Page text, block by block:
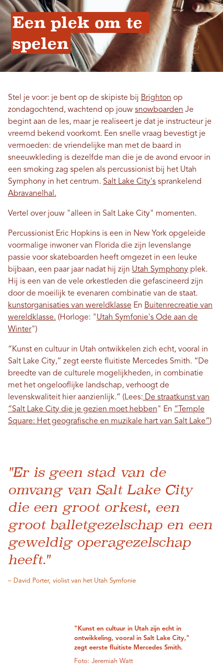
Een plek om te
spelen
Stel je voor: je bent op de skipiste bij Brighton op
zondagochtend, wachtend op jouw snowboarden Je
begint aan de les, maar je realiseert je dat je instructeur je
vreemd bekend voorkomt. Een snelle vraag bevestigt je
vermoeden: de vriendelijke man met de baard in
sneeuwkleding is dezelfde man die je de avond ervoor in
een smoking zag spelen als percussionist bij het Utah
Symphony in het centrum. Salt Lake City's sprankelend
Abravanelhal.
Vertel over jouw "alleen in Salt Lake City" momenten.
Percussionist Eric Hopkins is een in New York opgeleide
voormalige inwoner van Florida die zijn levenslange
passie voor skateboarden heeft omgezet in een leuke
bijbaan, een paar jaar nadat hij zijn Utah Symphony plek.
Hij is een van de vele orkestleden die gefascineerd zijn
door de moeilijk te evenaren combinatie van de staat.
kunstorganisaties van wereldklasse En Buitenrecreatie van
wereldklasse. (Horloge: "Utah Symfonie's Ode aan de
Winter")
“Kunst en cultuur in Utah ontwikkelen zich echt, vooral in
Salt Lake City,” zegt eerste fluitiste Mercedes Smith. “De
breedte van de culturele mogelijkheden, in combinatie
met het ongelooflijke landschap, verhoogt de
levenskwaliteit hier aanzienlijk.” (Lees: De straatkunst van
“Salt Lake City die je gezien moet hebben" En “Temple
Square: Het geografische en muzikale hart van Salt Lake”)
"Er is geen stad van de
omvang van Salt Lake City
die een groot orkest, een
groot balletgezelschap en een
geweldig operagezelschap
heeft."
– David Porter, violist van het Utah Symfonie
"Kunst en cultuur in Utah zijn echt in
ontwikkeling, vooral in Salt Lake City,"
zegt eerste fluitiste Mercedes Smith.
Foto: Jeremiah Watt